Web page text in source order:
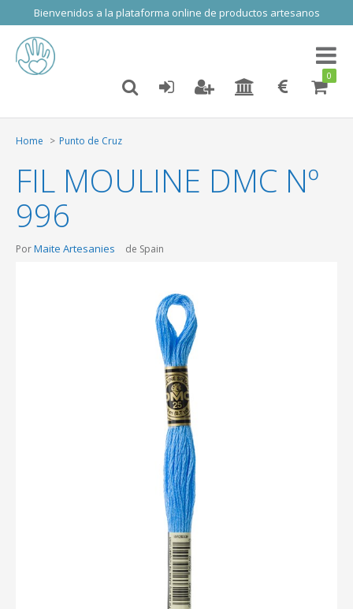
Bienvenidos a la plataforma online de productos artesanos
Toggle
0
Home Punto de Cruz
FIL MOULINE DMC Nº
996
PorMaite Artesanies de Spain